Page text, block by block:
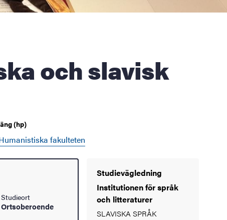
(hp)
fakulteten
Studieort
Ortsoberoende
Studievägledning
Institutionen för språk
och litteraturer
SLAVISKA SPRÅK